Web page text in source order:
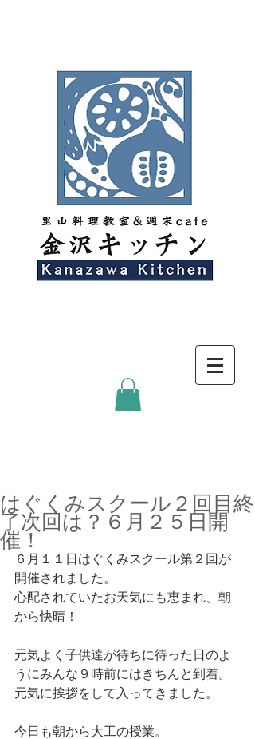
はぐくみスクール２回目終
了次回は？６月２５日開
催！
６月１１日はぐくみスクール第２回が
開催されました。
心配されていたお天気にも恵まれ、朝
から快晴！
元気よく子供達が待ちに待った日のよ
うにみんな９時前にはきちんと到着。
元気に挨拶をして入ってきました。
今日も朝から大工の授業。